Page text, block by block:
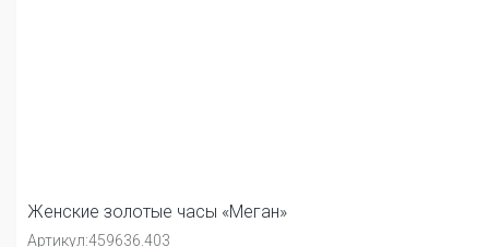
Женские золотые часы «Меган»
Артикул:459636.403